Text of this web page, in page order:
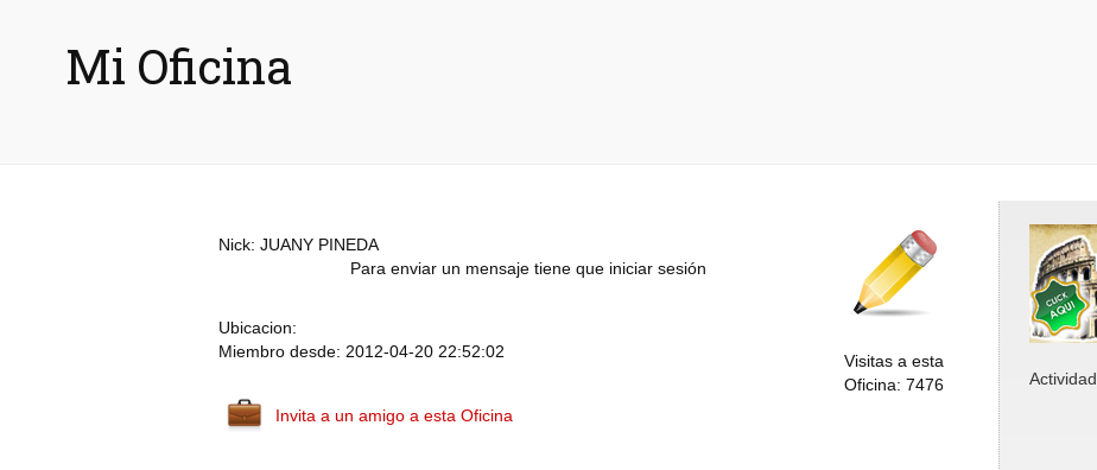
Mi Oficina
Nick: JUANY PINEDA
Para enviar un mensaje tiene que iniciar sesión
Ubicacion:
Miembro desde: 2012-04-20 22:52:02
Visitas a esta
Oficina: 7476
Invita a un amigo a esta Oficina
Actividad